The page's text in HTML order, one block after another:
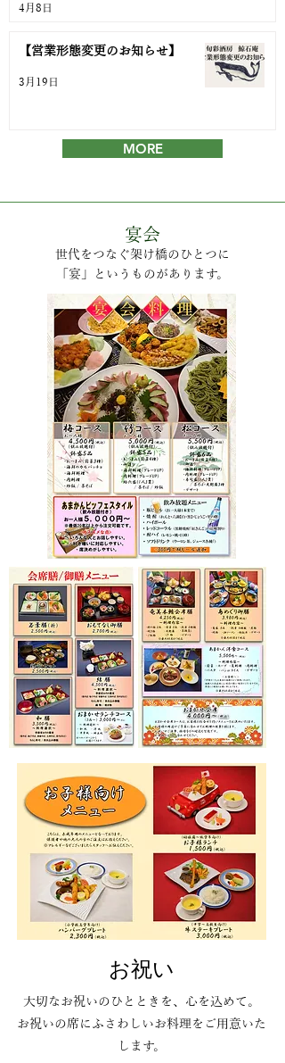
4月8日
【営業形態変更のお知らせ】
3月19日
MORE
宴会
世代をつなぐ架け橋のひとつに
「宴」というものがあります。​
​お祝い
​大切なお祝いのひとときを、心を込めて。
お祝いの席にふさわしいお料理をご用意いた
します。